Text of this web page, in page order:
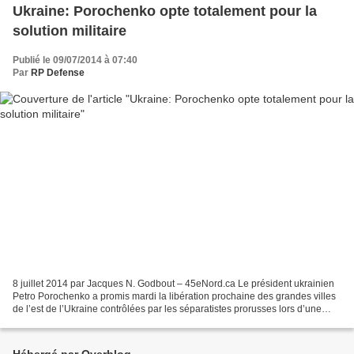
Ukraine: Porochenko opte totalement pour la
solution militaire
Publié le 09/07/2014 à 07:40
Par RP Defense
8 juillet 2014 par Jacques N. Godbout – 45eNord.ca Le président ukrainien
Petro Porochenko a promis mardi la libération prochaine des grandes villes
de l’est de l’Ukraine contrôlées par les séparatistes prorusses lors d’une